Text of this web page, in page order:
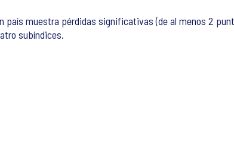
país muestra pérdidas significativas (de al menos 2
subíndices.